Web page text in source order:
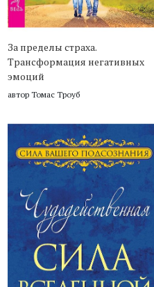
За пределы страха.
Трансформация негативных
эмоций
автор Томас Троуб